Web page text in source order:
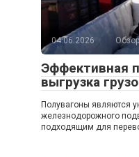
04.06.2026
Эффективная
выгрузка
Полувагоны являются
железнодорожного
подходящим для